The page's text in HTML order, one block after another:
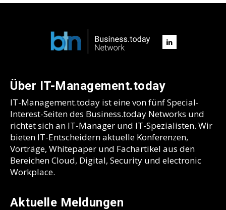
Über IT-Management.today
IT-Management.today ist eine von fünf Special-
Interest-Seiten des Business.today Networks und
richtet sich an IT-Manager und IT-Spezialisten. Wir
bieten IT-Entscheidern aktuelle Konferenzen,
Vorträge, Whitepaper und Fachartikel aus den
Bereichen Cloud, Digital, Security und electronic
Workplace.
Aktuelle Meldungen